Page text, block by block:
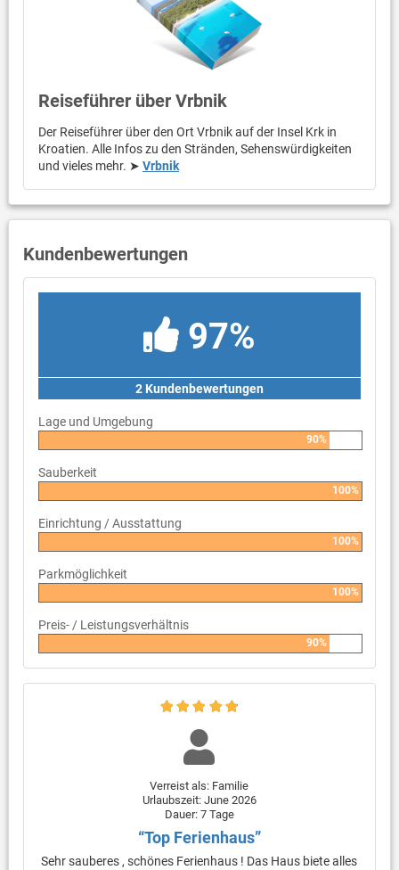
Reiseführer über Vrbnik
Der Reiseführer über den Ort Vrbnik auf der Insel Krk in
Kroatien. Alle Infos zu den Stränden, Sehenswürdigkeiten
und vieles mehr. ➤ Vrbnik
Kundenbewertungen
97%
2 Kundenbewertungen
Lage und Umgebung
90%
Sauberkeit
100%
Einrichtung / Ausstattung
100%
Parkmöglichkeit
100%
Preis- / Leistungsverhältnis
90%
Verreist als: Familie
Urlaubszeit: June 2026
Dauer: 7 Tage
“Top Ferienhaus”
Sehr sauberes , schönes Ferienhaus ! Das Haus biete alles